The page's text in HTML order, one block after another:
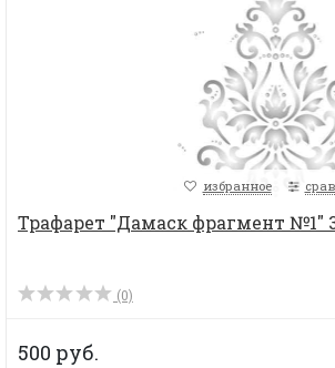
избранное
Трафарет "Дамаск фрагмент №1"
(0)
500 руб.